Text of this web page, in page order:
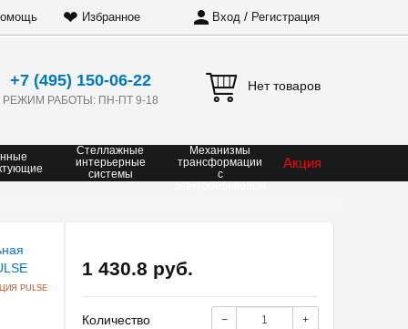
❤ Избранное Вход / Регистрация
+7 (495) 150-06-22
РЕЖИМ РАБОТЫ: ПН-ПТ 9-18
Нет товаров
Стеллажные
интерьерные
системы
Механизмы
трансформации
с
Акция
PULSE
1 430.8 руб.
Количество − +